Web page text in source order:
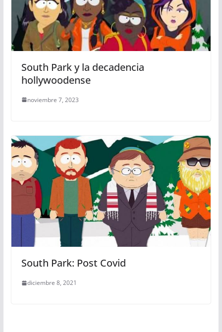
South Park y la decadencia
hollywoodense
noviembre 7, 2023
South Park: Post Covid
diciembre 8, 2021